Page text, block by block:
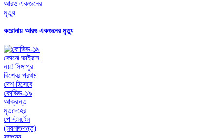
করোনায় আরও একজনের মৃত্যু